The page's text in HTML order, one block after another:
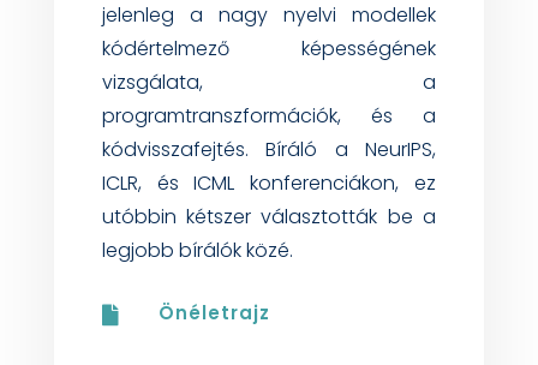
jelenleg a nagy nyelvi modellek
kódértelmező képességének
vizsgálata, a
programtranszformációk, és a
kódvisszafejtés. Bíráló aNeurIPS,
ICLR, és ICML konferenciákon, ez
utóbbin kétszer választották be a
legjobb bírálók közé.
 Önéletrajz